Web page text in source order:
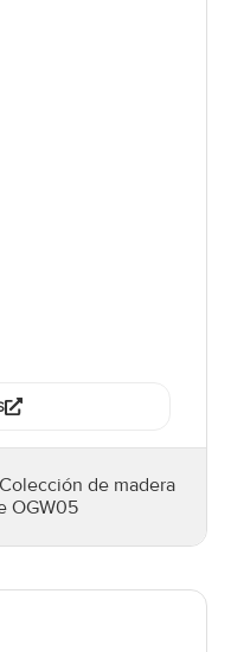
de madera
OGW05